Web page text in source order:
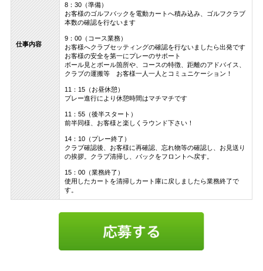
仕事内容
8：30（準備）
お客様のゴルフバックを電動カートへ積み込み、ゴルフクラブ
本数の確認を行ないます
9：00（コース業務）
お客様へクラブセッティングの確認を行ないましたら出発です
お客様の安全を第一にプレーのサポート
ボール見とボール箇所や、コースの特徴、距離のアドバイス、
クラブの運搬等 お客様一人一人とコミュニケーション！
11：15（お昼休憩）
プレー進行により休憩時間はマチマチです
11：55（後半スタート）
前半同様、お客様と楽しくラウンド下さい！
14：10（プレー終了）
クラブ確認後、お客様に再確認、忘れ物等の確認し、お見送り
の挨拶。クラブ清掃し、バックをフロントへ戻す。
15：00（業務終了）
使用したカートを清掃しカート庫に戻しましたら業務終了で
す。